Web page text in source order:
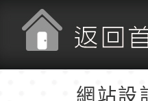
網站設